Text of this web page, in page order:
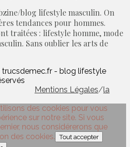
blog lifestyle masculin. On
tendances pour hommes.
traitées : lifestyle homme, mode
Sans oublier les arts de
- blog lifestyle
Mentions Légales/la
des cookies pour vous
sur notre site. Si vous
nous considérerons que
des cookies. Tout accepter